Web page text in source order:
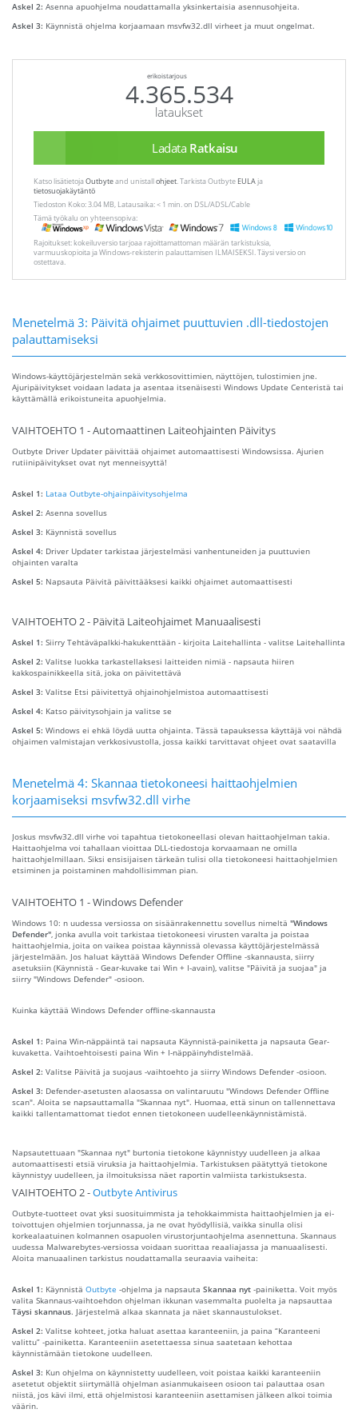
Askel 2: Asenna apuohjelma noudattamalla yksinkertaisia ​​asennusohjeita.
Askel 3: Käynnistä ohjelma korjaamaan msvfw32.dll virheet ja muut ongelmat.
erikoistarjous
4.365.534
lataukset
Ladata Ratkaisu
Katso lisätietojaOutbyteand unistallohjeet. Tarkista Outbyte EULAja
tietosuojakäytäntö
Tiedoston Koko: 3.04 MB, Latausaika: < 1 min. on DSL/ADSL/Cable
Tämä työkalu on yhteensopiva:
Rajoitukset: kokeiluversio tarjoaa rajoittamattoman määrän tarkistuksia,
varmuuskopioita ja Windows-rekisterin palauttamisen ILMAISEKSI. Täysi versio on
ostettava.
Menetelmä 3: Päivitä ohjaimet puuttuvien .dll-tiedostojen
palauttamiseksi
Windows-käyttöjärjestelmän sekä verkkosovittimien, näyttöjen, tulostimien jne.
Ajuripäivitykset voidaan ladata ja asentaa itsenäisesti Windows Update Centeristä tai
käyttämällä erikoistuneita apuohjelmia.
VAIHTOEHTO 1 - Automaattinen Laiteohjainten Päivitys
Outbyte Driver Updater päivittää ohjaimet automaattisesti Windowsissa. Ajurien
rutiinipäivitykset ovat nyt menneisyyttä!
Askel 1: Lataa Outbyte-ohjainpäivitysohjelma
Askel 2: Asenna sovellus
Askel 3: Käynnistä sovellus
Askel 4: Driver Updater tarkistaa järjestelmäsi vanhentuneiden ja puuttuvien
ohjainten varalta
Askel 5: Napsauta Päivitä päivittääksesi kaikki ohjaimet automaattisesti
VAIHTOEHTO 2 - Päivitä Laiteohjaimet Manuaalisesti
Askel 1: Siirry Tehtäväpalkki-hakukenttään - kirjoita Laitehallinta - valitse Laitehallinta
Askel 2: Valitse luokka tarkastellaksesi laitteiden nimiä - napsauta hiiren
kakkospainikkeella sitä, joka on päivitettävä
Askel 3: Valitse Etsi päivitettyä ohjainohjelmistoa automaattisesti
Askel 4: Katso päivitysohjain ja valitse se
Askel 5: Windows ei ehkä löydä uutta ohjainta. Tässä tapauksessa käyttäjä voi nähdä
ohjaimen valmistajan verkkosivustolla, jossa kaikki tarvittavat ohjeet ovat saatavilla
Menetelmä 4: Skannaa tietokoneesi haittaohjelmien
korjaamiseksi msvfw32.dll virhe
Joskus msvfw32.dll virhe voi tapahtua tietokoneellasi olevan haittaohjelman takia.
Haittaohjelma voi tahallaan vioittaa DLL-tiedostoja korvaamaan ne omilla
haittaohjelmillaan. Siksi ensisijaisen tärkeän tulisi olla tietokoneesi haittaohjelmien
etsiminen ja poistaminen mahdollisimman pian.
VAIHTOEHTO 1 - Windows Defender
Windows 10: n uudessa versiossa on sisäänrakennettu sovellus nimeltä "Windows
Defender" , jonka avulla voit tarkistaa tietokoneesi virusten varalta ja poistaa
haittaohjelmia, joita on vaikea poistaa käynnissä olevassa käyttöjärjestelmässä
järjestelmään. Jos haluat käyttää Windows Defender Offline -skannausta, siirry
asetuksiin (Käynnistä - Gear-kuvake tai Win + I-avain), valitse "Päivitä ja suojaa" ja
siirry "Windows Defender" -osioon.
Kuinka käyttää Windows Defender offline-skannausta
Askel 1: Paina Win-näppäintä tai napsauta Käynnistä-painiketta ja napsauta Gear-
kuvaketta. Vaihtoehtoisesti paina Win + I-näppäinyhdistelmää.
Askel 2: Valitse Päivitä ja suojaus -vaihtoehto ja siirry Windows Defender -osioon.
Askel 3: Defender-asetusten alaosassa on valintaruutu "Windows Defender Offline
scan". Aloita se napsauttamalla "Skannaa nyt". Huomaa, että sinun on tallennettava
kaikki tallentamattomat tiedot ennen tietokoneen uudelleenkäynnistämistä.
Napsautettuaan "Skannaa nyt" burtonia tietokone käynnistyy uudelleen ja alkaa
automaattisesti etsiä viruksia ja haittaohjelmia. Tarkistuksen päätyttyä tietokone
käynnistyy uudelleen, ja ilmoituksissa näet raportin valmiista tarkistuksesta.
VAIHTOEHTO 2 -Outbyte Antivirus
Outbyte-tuotteet ovat yksi suosituimmista ja tehokkaimmista haittaohjelmien ja ei-
toivottujen ohjelmien torjunnassa, ja ne ovat hyödyllisiä, vaikka sinulla olisi
korkealaatuinen kolmannen osapuolen virustorjuntaohjelma asennettuna. Skannaus
uudessa Malwarebytes-versiossa voidaan suorittaa reaaliajassa ja manuaalisesti.
Aloita manuaalinen tarkistus noudattamalla seuraavia vaiheita:
Askel 1: Käynnistä Outbyte -ohjelma ja napsauta Skannaa nyt -painiketta. Voit myös
valita Skannaus-vaihtoehdon ohjelman ikkunan vasemmalta puolelta ja napsauttaa
Täysi skannaus. Järjestelmä alkaa skannata ja näet skannaustulokset.
Askel 2: Valitse kohteet, jotka haluat asettaa karanteeniin, ja paina “Karanteeni
valittu” -painiketta. Karanteeniin asetettaessa sinua saatetaan kehottaa
käynnistämään tietokone uudelleen.
Askel 3: Kun ohjelma on käynnistetty uudelleen, voit poistaa kaikki karanteeniin
asetetut objektit siirtymällä ohjelman asianmukaiseen osioon tai palauttaa osan
niistä, jos kävi ilmi, että ohjelmistosi karanteeniin asettamisen jälkeen alkoi toimia
väärin.